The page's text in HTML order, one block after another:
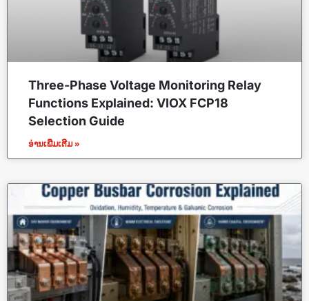
Three-Phase Voltage Monitoring Relay
Functions Explained: VIOX FCP18
Selection Guide
ອ່ານເພີ່ມເຕີມ »